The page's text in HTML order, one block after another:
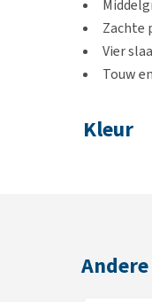
Zachte
Vier
Touw
Kleur
60 x 60 x